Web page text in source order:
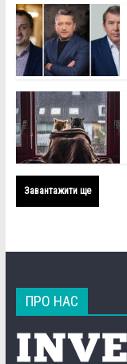
Завантажити ще
ПРО НАС